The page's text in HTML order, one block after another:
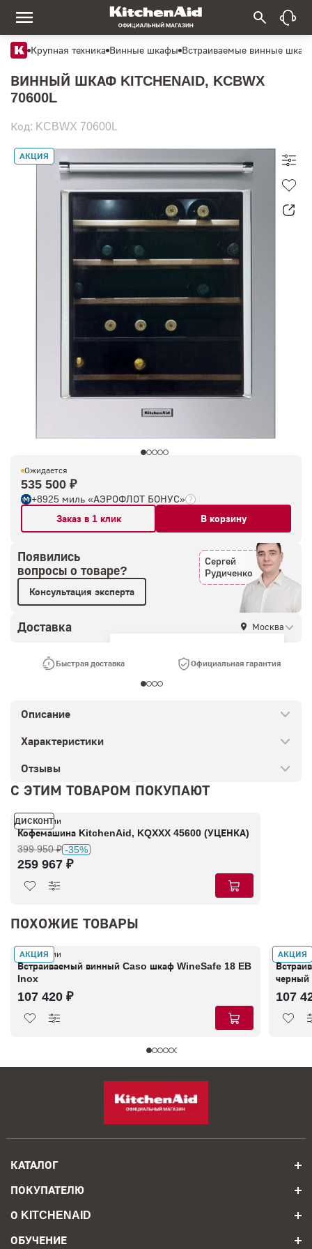
Крупная техника Винные шкафы Встраиваемые винные
ВИННЫЙ ШКАФ KITCHENAID, KCBWX
70600L
Код: KCBWX 70600L
АКЦИЯ
Ожидается
535 500 ₽
+8925 миль «АЭРОФЛОТ БОНУС»
Заказ в 1 клик
В корзину
Появились
вопросы о товаре?
Консультация эксперта
Сергей
Рудиченко
Доставка Москва
Быстрая доставка Официальная гарантия
Описание
Характеристики
Отзывы
С ЭТИМ ТОВАРОМ ПОКУПАЮТ
ДИСКОНТ
В наличии
Кофемашина KitchenAid, KQXXX 45600 (УЦЕНКА)
399 950 ₽ -35%
259 967 ₽
ПОХОЖИЕ ТОВАРЫ
АКЦИЯ
В наличии
Встраиваемый винный Caso шкаф WineSafe 18 EB
Inox
107 420 ₽
АКЦИЯ
В
черный
107
КАТАЛОГ
ПОКУПАТЕЛЮ
О KITCHENAID
ОБУЧЕНИЕ